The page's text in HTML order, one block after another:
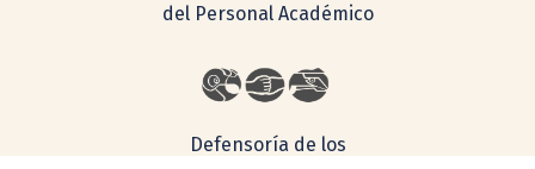
del Personal Académico
Defensoría de los